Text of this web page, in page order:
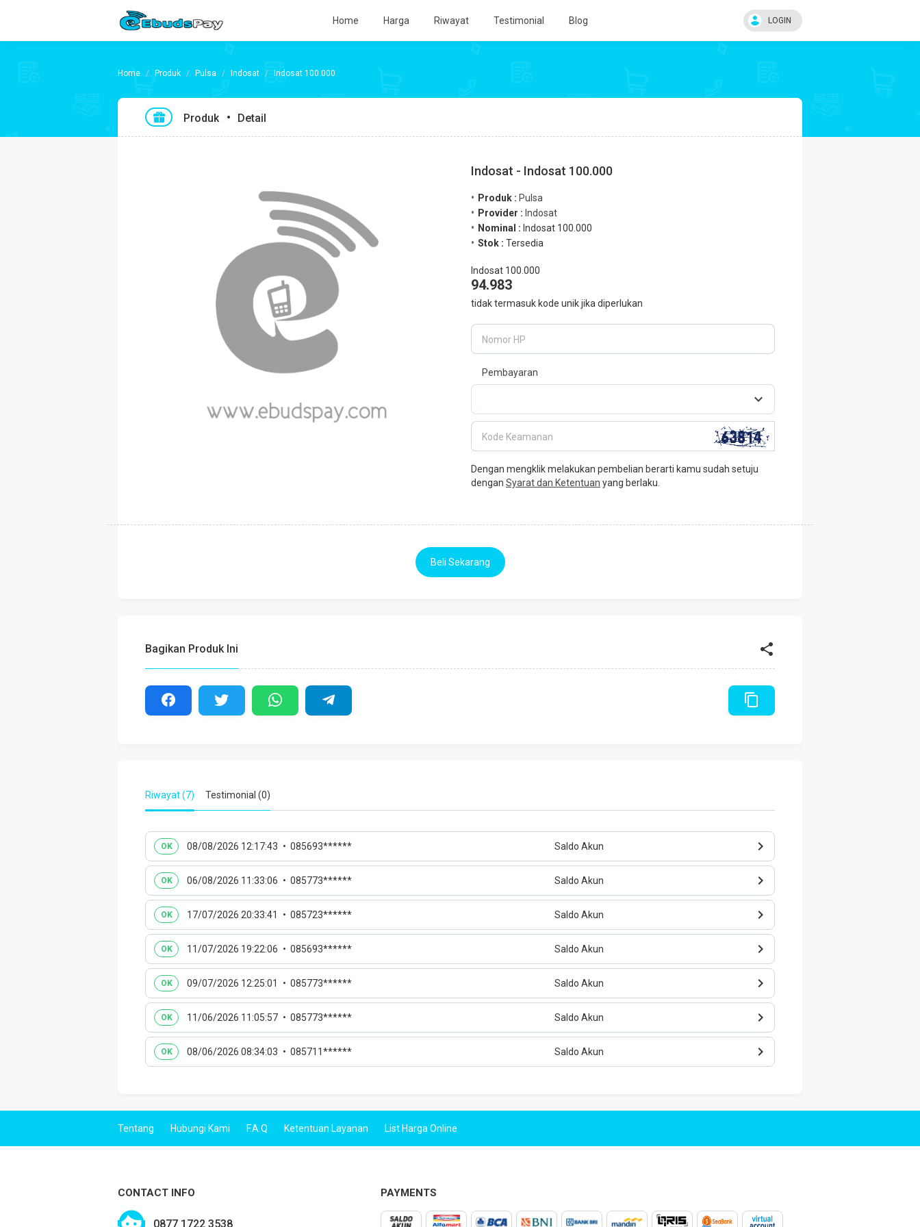
Home Harga Riwayat Testimonial Blog LOGIN
Produk Pulsa Indosat Indosat 100.000
Produk Detail
Indosat - Indosat 100.000
Produk : Pulsa
Provider : Indosat
Nominal : Indosat 100.000
Stok : Tersedia
Indosat 100.000
94.983
tidak termasuk kode unik jika diperlukan
Nomor HP
Pembayaran
Kode Keamanan
Dengan mengklik melakukan pembelian berarti kamu sudah setuju
dengan Syarat dan Ketentuan yang berlaku.
Beli Sekarang
Bagikan Produk Ini
Riwayat (7) Testimonial (0)
OK 08/08/2026 12:17:43 085693****** Saldo Akun
OK 06/08/2026 11:33:06 085773****** Saldo Akun
OK 17/07/2026 20:33:41 085723****** Saldo Akun
OK 11/07/2026 19:22:06 085693****** Saldo Akun
OK 09/07/2026 12:25:01 085773****** Saldo Akun
OK 11/06/2026 11:05:57 085773****** Saldo Akun
OK 08/06/2026 08:34:03 085711****** Saldo Akun
Tentang Hubungi Kami F.A.Q Ketentuan Layanan List Harga Online
CONTACT INFO
0877 1722 3538
PAYMENTS